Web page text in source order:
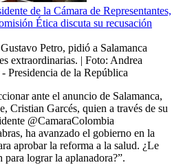
de la Cámara de Representantes,
Ética discuta su recusación
Petro, pidió a Salamanca
extraordinarias. | Foto: Andrea
Presidencia de la República
ante el anuncio de Salamanca,
Cristian Garcés, quien a través de su
@CamaraColombia
ha avanzado el gobierno en la
aprobar la reforma a la salud. ¿Le
lograr la aplanadora?”.